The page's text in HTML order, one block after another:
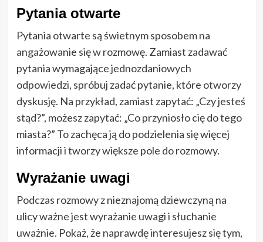
Pytania otwarte
Pytania otwarte są świetnym sposobem na
angażowanie się w rozmowę. Zamiast zadawać
pytania wymagające jednozdaniowych
odpowiedzi, spróbuj zadać pytanie, które otworzy
dyskusję. Na przykład, zamiast zapytać: „Czy jesteś
stąd?”, możesz zapytać: „Co przyniosło cię do tego
miasta?” To zachęca ją do podzielenia się więcej
informacji i tworzy większe pole do rozmowy.
Wyrażanie uwagi
Podczas rozmowy z nieznajomą dziewczyną na
ulicy ważne jest wyrażanie uwagi i słuchanie
uważnie. Pokaż, że naprawdę interesujesz się tym,